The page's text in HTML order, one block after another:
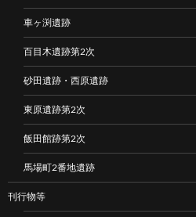
車ヶ渕遺跡
百目木遺跡第2次
砂田遺跡・西原遺跡
東原遺跡第2次
飯田館跡第2次
馬場町2番地遺跡
刊行物等